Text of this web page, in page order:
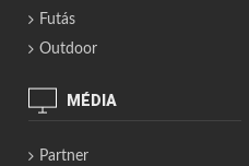
Futás
Outdoor
MÉDIA
Partner